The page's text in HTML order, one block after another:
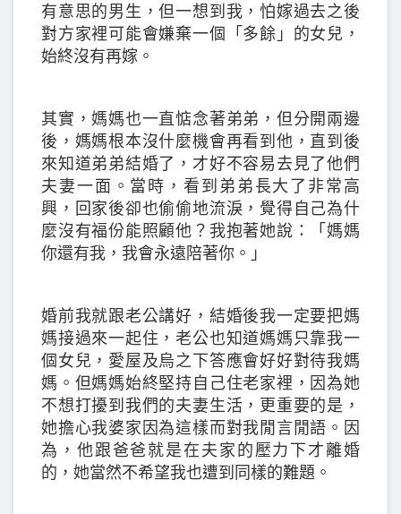
有意思的男生，但一想到我，怕嫁過去之後
對方家裡可能會嫌棄一個「多餘」的女兒，
始終沒有再嫁。
其實，媽媽也一直惦念著弟弟，但分開兩邊
後，媽媽根本沒什麼機會再看到他，直到後
來知道弟弟結婚了，才好不容易去見了他們
夫妻一面。當時，看到弟弟長大了非常高
興，回家後卻也偷偷地流淚，覺得自己為什
麼沒有福份能照顧他？我抱著她說：「媽媽
你還有我，我會永遠陪著你。」
婚前我就跟老公講好，結婚後我一定要把媽
媽接過來一起住，老公也知道媽媽只靠我一
個女兒，愛屋及烏之下答應會好好對待我媽
媽。但媽媽始終堅持自己住老家裡，因為她
不想打擾到我們的夫妻生活，更重要的是，
她擔心我婆家因為這樣而對我閒言閒語。因
為，他跟爸爸就是在夫家的壓力下才離婚
的，她當然不希望我也遭到同樣的難題。